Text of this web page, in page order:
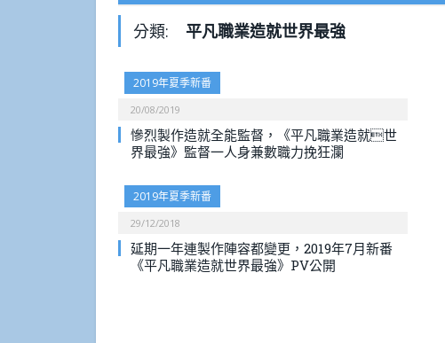
分類: 平凡職業造就世界最強
2019年夏季新番
20/08/2019
慘烈製作造就全能監督，《平凡職業造就世
界最強》監督一人身兼數職力挽狂瀾
2019年夏季新番
29/12/2018
延期一年連製作陣容都變更，2019年7月新番
《平凡職業造就世界最強》PV公開